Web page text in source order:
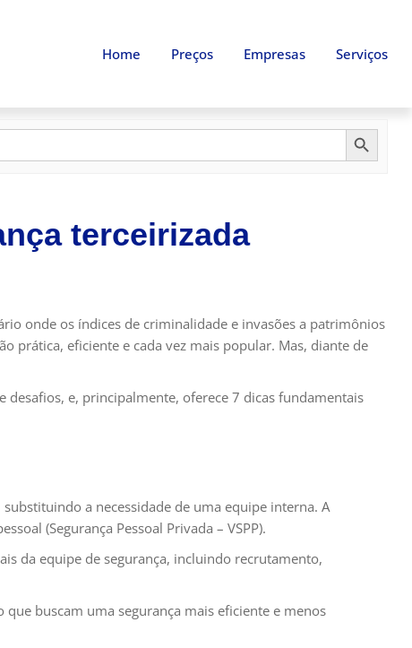
Home Preços Empresas Serviços
SEARCH
terceirizada
onde os índices de criminalidade e invasões a patrimônios
prática, eficiente e cada vez mais popular. Mas, diante de
desafios, e, principalmente, oferece 7 dicas fundamentais
a necessidade de uma equipe interna. A
(Segurança Pessoal Privada – VSPP).
da equipe de segurança, incluindo recrutamento,
buscam uma segurança mais eficiente e menos